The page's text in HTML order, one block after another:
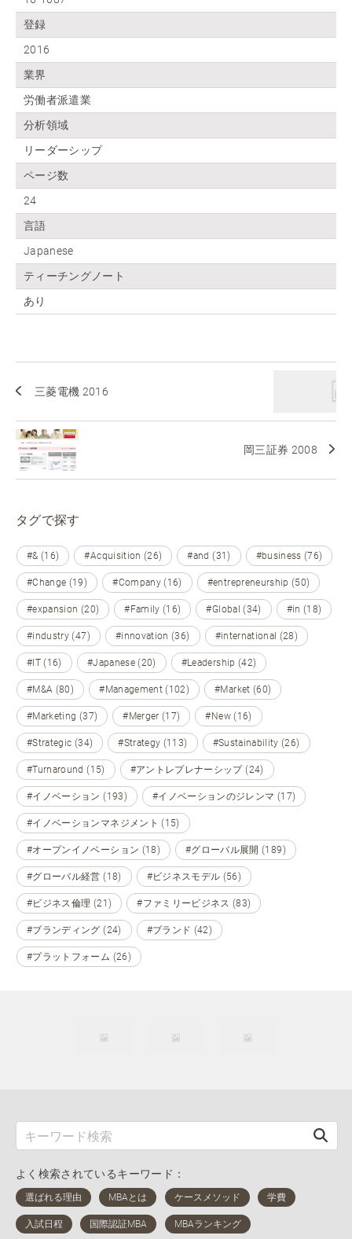
登録
2016
業界
労働者派遣業
分析領域
リーダーシップ
ページ数
24
言語
Japanese
ティーチングノート
あり
三菱電機 2016
岡三証券 2008
タグで探す
#& (16) #Acquisition (26) #and (31) #business (76)
#Change (19) #Company (16) #entrepreneurship (50)
#expansion (20) #Family (16) #Global (34) #in (18)
#industry (47) #innovation (36) #international (28)
#IT (16) #Japanese (20) #Leadership (42)
#M&A (80) #Management (102) #Market (60)
#Marketing (37) #Merger (17) #New (16)
#Strategic (34) #Strategy (113) #Sustainability (26)
#Turnaround (15) #アントレプレナーシップ (24)
#イノベーション (193) #イノベーションのジレンマ (17)
#イノベーションマネジメント (15)
#オープンイノベーション (18) #グローバル展開 (189)
#グローバル経営 (18) #ビジネスモデル (56)
#ビジネス倫理 (21) #ファミリービジネス (83)
#ブランディング (24) #ブランド (42)
#プラットフォーム (26)
よく検索されているキーワード：